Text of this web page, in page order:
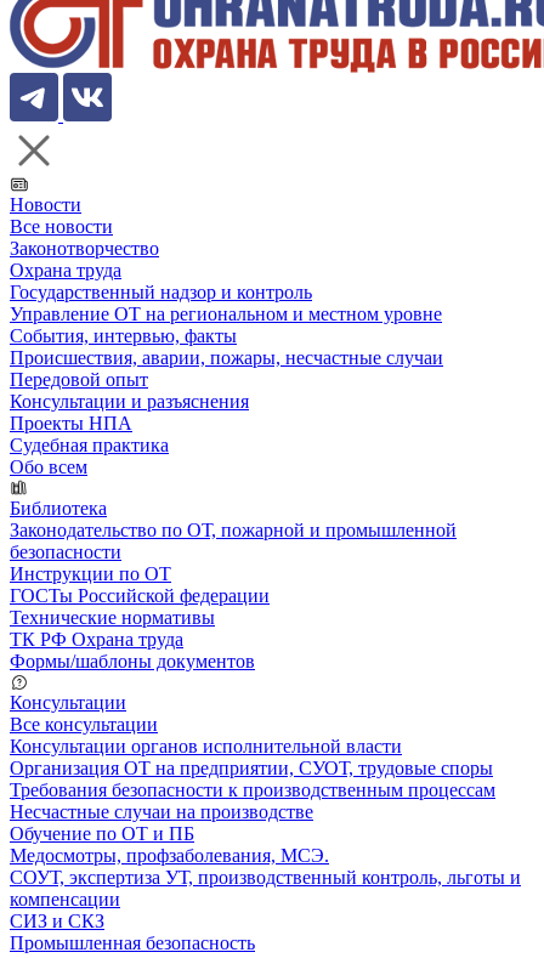
Новости
Все новости
Законотворчество
Охрана труда
Государственный надзор и контроль
Управление ОТ на региональном и местном уровне
События, интервью, факты
Происшествия, аварии, пожары, несчастные случаи
Передовой опыт
Консультации и разъяснения
Проекты НПА
Судебная практика
Обо всем
Библиотека
Законодательство по ОТ, пожарной и промышленной
безопасности
Инструкции по ОТ
ГОСТы Российской федерации
Технические нормативы
ТК РФ Охрана труда
Формы/шаблоны документов
Консультации
Все консультации
Консультации органов исполнительной власти
Организация ОТ на предприятии, СУОТ, трудовые споры
Требования безопасности к производственным процессам
Несчастные случаи на производстве
Обучение по ОТ и ПБ
Медосмотры, профзаболевания, МСЭ.
СОУТ, экспертиза УТ, производственный контроль, льготы и
компенсации
СИЗ и СКЗ
Промышленная безопасность